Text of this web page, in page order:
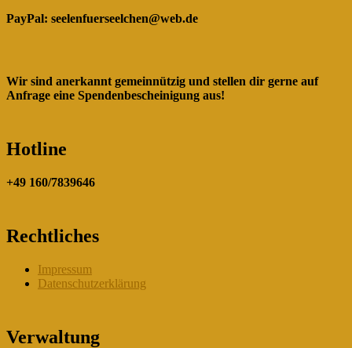
PayPal: seelenfuerseelchen@web.de
Wir sind anerkannt gemeinnützig und stellen dir gerne auf
Anfrage eine Spendenbescheinigung aus!
Hotline
+49 160/7839646
Rechtliches
Impressum
Datenschutzerklärung
Verwaltung